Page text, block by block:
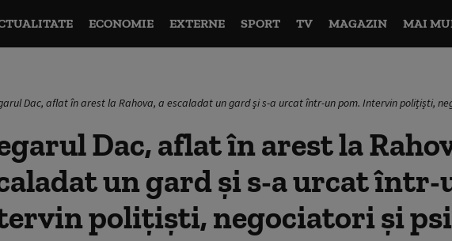
ECONOMIE EXTERNE SPORT TV MAGAZIN MAI
Dac, aflat în arest la Rahova, a escaladat un gard şi s-a urcat într-un pom. Intervin polițiști,
Dac, aflat în arest la
un gard şi s-a urcat într-
polițiști, negociatori şi